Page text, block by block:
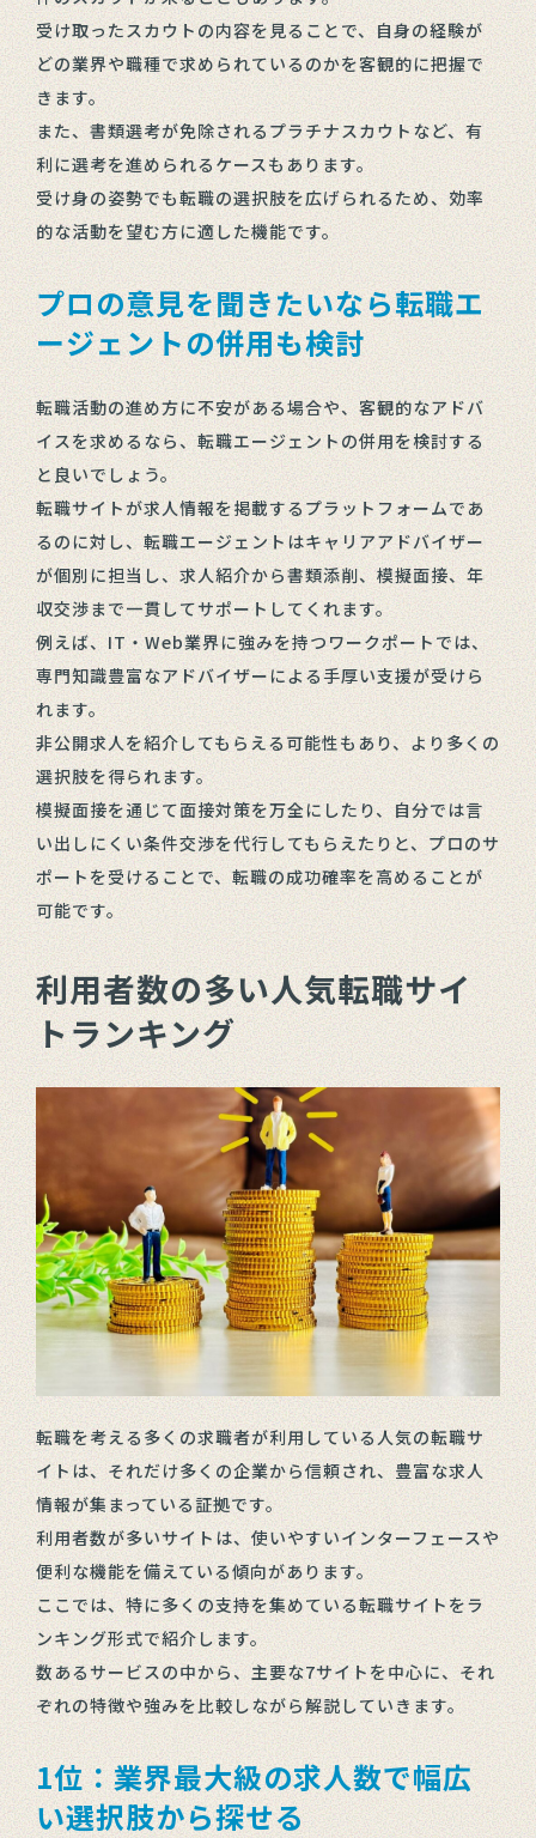
受け取ったスカウトの内容を見ることで、自身の経験が
どの業界や職種で求められているのかを客観的に把握で
きます。
また、書類選考が免除されるプラチナスカウトなど、有
利に選考を進められるケースもあります。
受け身の姿勢でも転職の選択肢を広げられるため、効率
的な活動を望む方に適した機能です。
プロの意見を聞きたいなら転職エ
ージェントの併用も検討
転職活動の進め方に不安がある場合や、客観的なアドバ
イスを求めるなら、転職エージェントの併用を検討する
と良いでしょう。
転職サイトが求人情報を掲載するプラットフォームであ
るのに対し、転職エージェントはキャリアアドバイザー
が個別に担当し、求人紹介から書類添削、模擬面接、年
収交渉まで一貫してサポートしてくれます。
例えば、IT・Web業界に強みを持つワークポートでは、
専門知識豊富なアドバイザーによる手厚い支援が受けら
れます。
非公開求人を紹介してもらえる可能性もあり、より多くの
選択肢を得られます。
模擬面接を通じて面接対策を万全にしたり、自分では言
い出しにくい条件交渉を代行してもらえたりと、プロのサ
ポートを受けることで、転職の成功確率を高めることが
可能です。
利用者数の多い人気転職サイ
トランキング
転職を考える多くの求職者が利用している人気の転職サ
イトは、それだけ多くの企業から信頼され、豊富な求人
情報が集まっている証拠です。
利用者数が多いサイトは、使いやすいインターフェースや
便利な機能を備えている傾向があります。
ここでは、特に多くの支持を集めている転職サイトをラ
ンキング形式で紹介します。
数あるサービスの中から、主要な7サイトを中心に、それ
ぞれの特徴や強みを比較しながら解説していきます。
1位：業界最大級の求人数で幅広
い選択肢から探せる